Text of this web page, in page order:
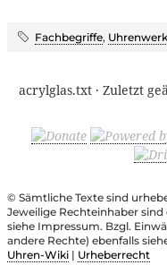
Fachbegriffe,
acrylglas.txt · Zuletzt
© Sämtliche Texte sind
Jeweilige Rechteinhaber
siehe Impressum. Bzgl.
andere Rechte) ebenfalls
Uhren-Wiki | Urheberrecht